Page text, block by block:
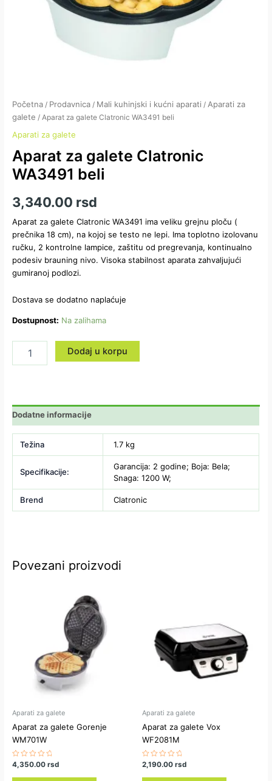
Početna / Prodavnica / Mali kuhinjski i kućni aparati /Aparati za
galete / Aparat za galete Clatronic WA3491 beli
Aparati za galete
Aparat za galete Clatronic
WA3491 beli
3,340.00 rsd
Aparat za galete Clatronic WA3491 ima veliku grejnu ploču (
prečnika 18 cm), na kojoj se testo ne lepi. Ima toplotno izolovanu
ručku, 2 kontrolne lampice, zaštitu od pregrevanja, kontinualno
podesiv brauning nivo. Visoka stabilnost aparata zahvaljujući
gumiranoj podlozi.
Dostava se dodatno naplaćuje
Dostupnost: Na zalihama
Dodaj u korpu
Dodatne informacije
Težina 1.7 kg
Specifikacije:
Garancija: 2 godine; Boja: Bela;
Snaga: 1200 W;
Brend Clatronic
Povezani proizvodi
Aparati za galete
Aparat za galete Gorenje
WM701W
Ocenjeno
sa
0
4,350.00rsd
Aparati za galete
Aparat za galete Vox
WF2081M
Ocenjeno
sa
0
2,190.00 rsd